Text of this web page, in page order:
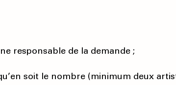
responsable de la demande ;
soit le nombre (minimum deux